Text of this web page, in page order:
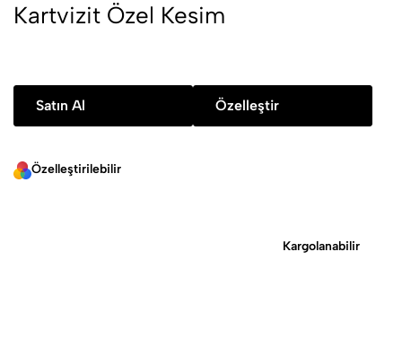
Kartvizit Özel Kesim
Satın Al Özelleştir
Özelleştirilebilir
Kargolanabilir